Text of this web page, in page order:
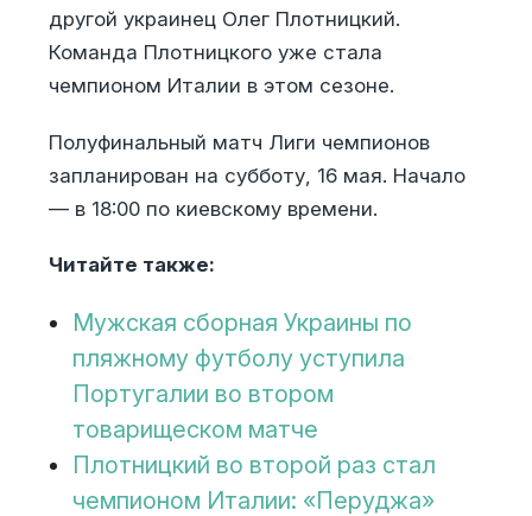
другой украинец Олег Плотницкий.
Команда Плотницкого уже стала
чемпионом Италии в этом сезоне.
Полуфинальный матч Лиги чемпионов
запланирован на субботу, 16 мая. Начало
— в 18:00 по киевскому времени.
Читайте также:
Мужская сборная Украины по
пляжному футболу уступила
Португалии во втором
товарищеском матче
Плотницкий во второй раз стал
чемпионом Италии: «Перуджа»